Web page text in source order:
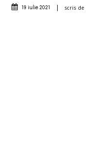
19 iulie 2021 scris de